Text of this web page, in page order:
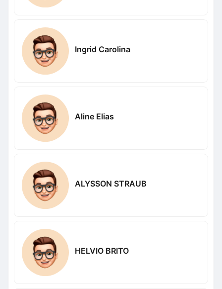
Ingrid Carolina
Aline Elias
ALYSSON STRAUB
HELVIO BRITO